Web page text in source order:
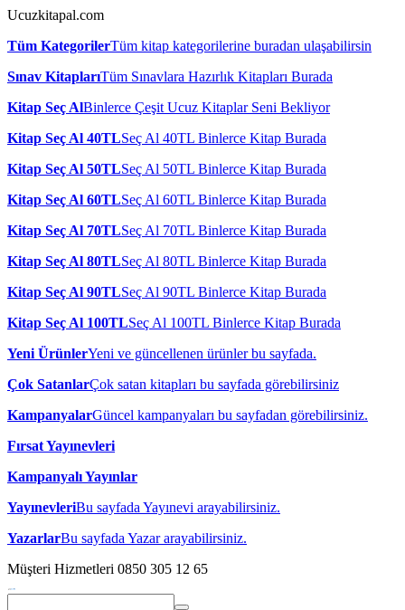
Ucuzkitapal.com
Tüm KategorilerTüm kitap kategorilerine buradan ulaşabilirsin
Sınav KitaplarıTüm Sınavlara Hazırlık Kitapları Burada
Kitap Seç AlBinlerce Çeşit Ucuz Kitaplar Seni Bekliyor
Kitap Seç Al 40TLSeç Al 40TL Binlerce Kitap Burada
Kitap Seç Al 50TLSeç Al 50TL Binlerce Kitap Burada
Kitap Seç Al 60TLSeç Al 60TL Binlerce Kitap Burada
Kitap Seç Al 70TLSeç Al 70TL Binlerce Kitap Burada
Kitap Seç Al 80TLSeç Al 80TL Binlerce Kitap Burada
Kitap Seç Al 90TLSeç Al 90TL Binlerce Kitap Burada
Kitap Seç Al 100TLSeç Al 100TL Binlerce Kitap Burada
Yeni ÜrünlerYeni ve güncellenen ürünler bu sayfada.
Çok SatanlarÇok satan kitapları bu sayfada görebilirsiniz
KampanyalarGüncel kampanyaları bu sayfadan görebilirsiniz.
Fırsat Yayınevleri
Kampanyalı Yayınlar
YayınevleriBu sayfada Yayınevi arayabilirsiniz.
YazarlarBu sayfada Yazar arayabilirsiniz.
Müşteri Hizmetleri 0850 305 12 65